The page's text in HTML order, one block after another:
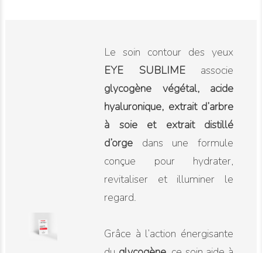
Le soin contour des yeux
EYE SUBLIMEassocie
glycogène végétal, acide
hyaluronique, extrait d’arbre
à soie et extrait distillé
d’orge dans une formule
conçue pour hydrater,
revitaliser et illuminer le
regard.
Grâce à l’action énergisante